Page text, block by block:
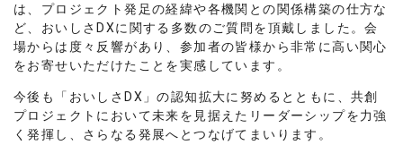
は、プロジェクト発足の経緯や各機関との関係構築の仕方な
ど、おいしさDXに関する多数のご質問を頂戴しました。会
場からは度々反響があり、参加者の皆様から非常に高い関心
をお寄せいただけたことを実感しています。
今後も「おいしさDX」の認知拡大に努めるとともに、共創
プロジェクトにおいて未来を見据えたリーダーシップを力強
く発揮し、さらなる発展へとつなげてまいります。